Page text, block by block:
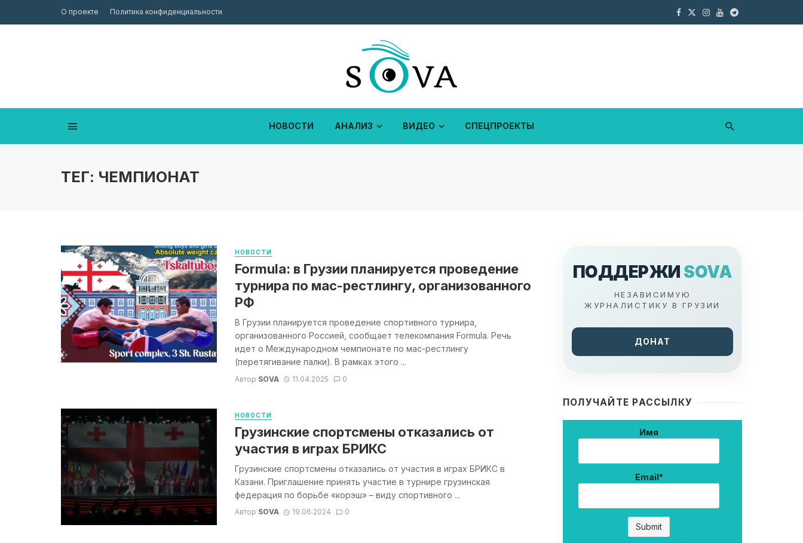
О проекте Политика конфиденциальности
НОВОСТИ АНАЛИЗ ВИДЕО СПЕЦПРОЕКТЫ
ТЕГ: ЧЕМПИОНАТ
НОВОСТИ
Formula: в Грузии планируется проведение
турнира по мас-рестлингу, организованного
РФ
В Грузии планируется проведение спортивного турнира,
организованного Россией, сообщает телекомпания Formula. Речь
идет о Международном чемпионате по мас-рестлингу
(перетягивание палки). В рамках этого ...
Автор SOVA 11.04.2025 0
НОВОСТИ
Грузинские спортсмены отказались от
участия в играх БРИКС
Грузинские спортсмены отказались от участия в играх БРИКС в
Казани. Приглашение принять участие в турнире грузинская
федерация по борьбе «корэш» – виду спортивного ...
Автор SOVA 19.06.2024 0
ПОДДЕРЖИ SOVA
НЕЗАВИСИМУЮ
ЖУРНАЛИСТИКУ В ГРУЗИИ
ДОНАТ
ПОЛУЧАЙТЕ РАССЫЛКУ
Имя
Email*